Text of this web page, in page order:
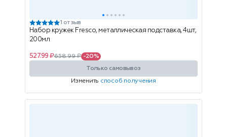
1 отзыв
Набор кружек Fresco, металлическая подставка, 4шт,
200мл
527.99 ₽658.99 ₽ -20%
Только самовывоз
Изменить способ получения